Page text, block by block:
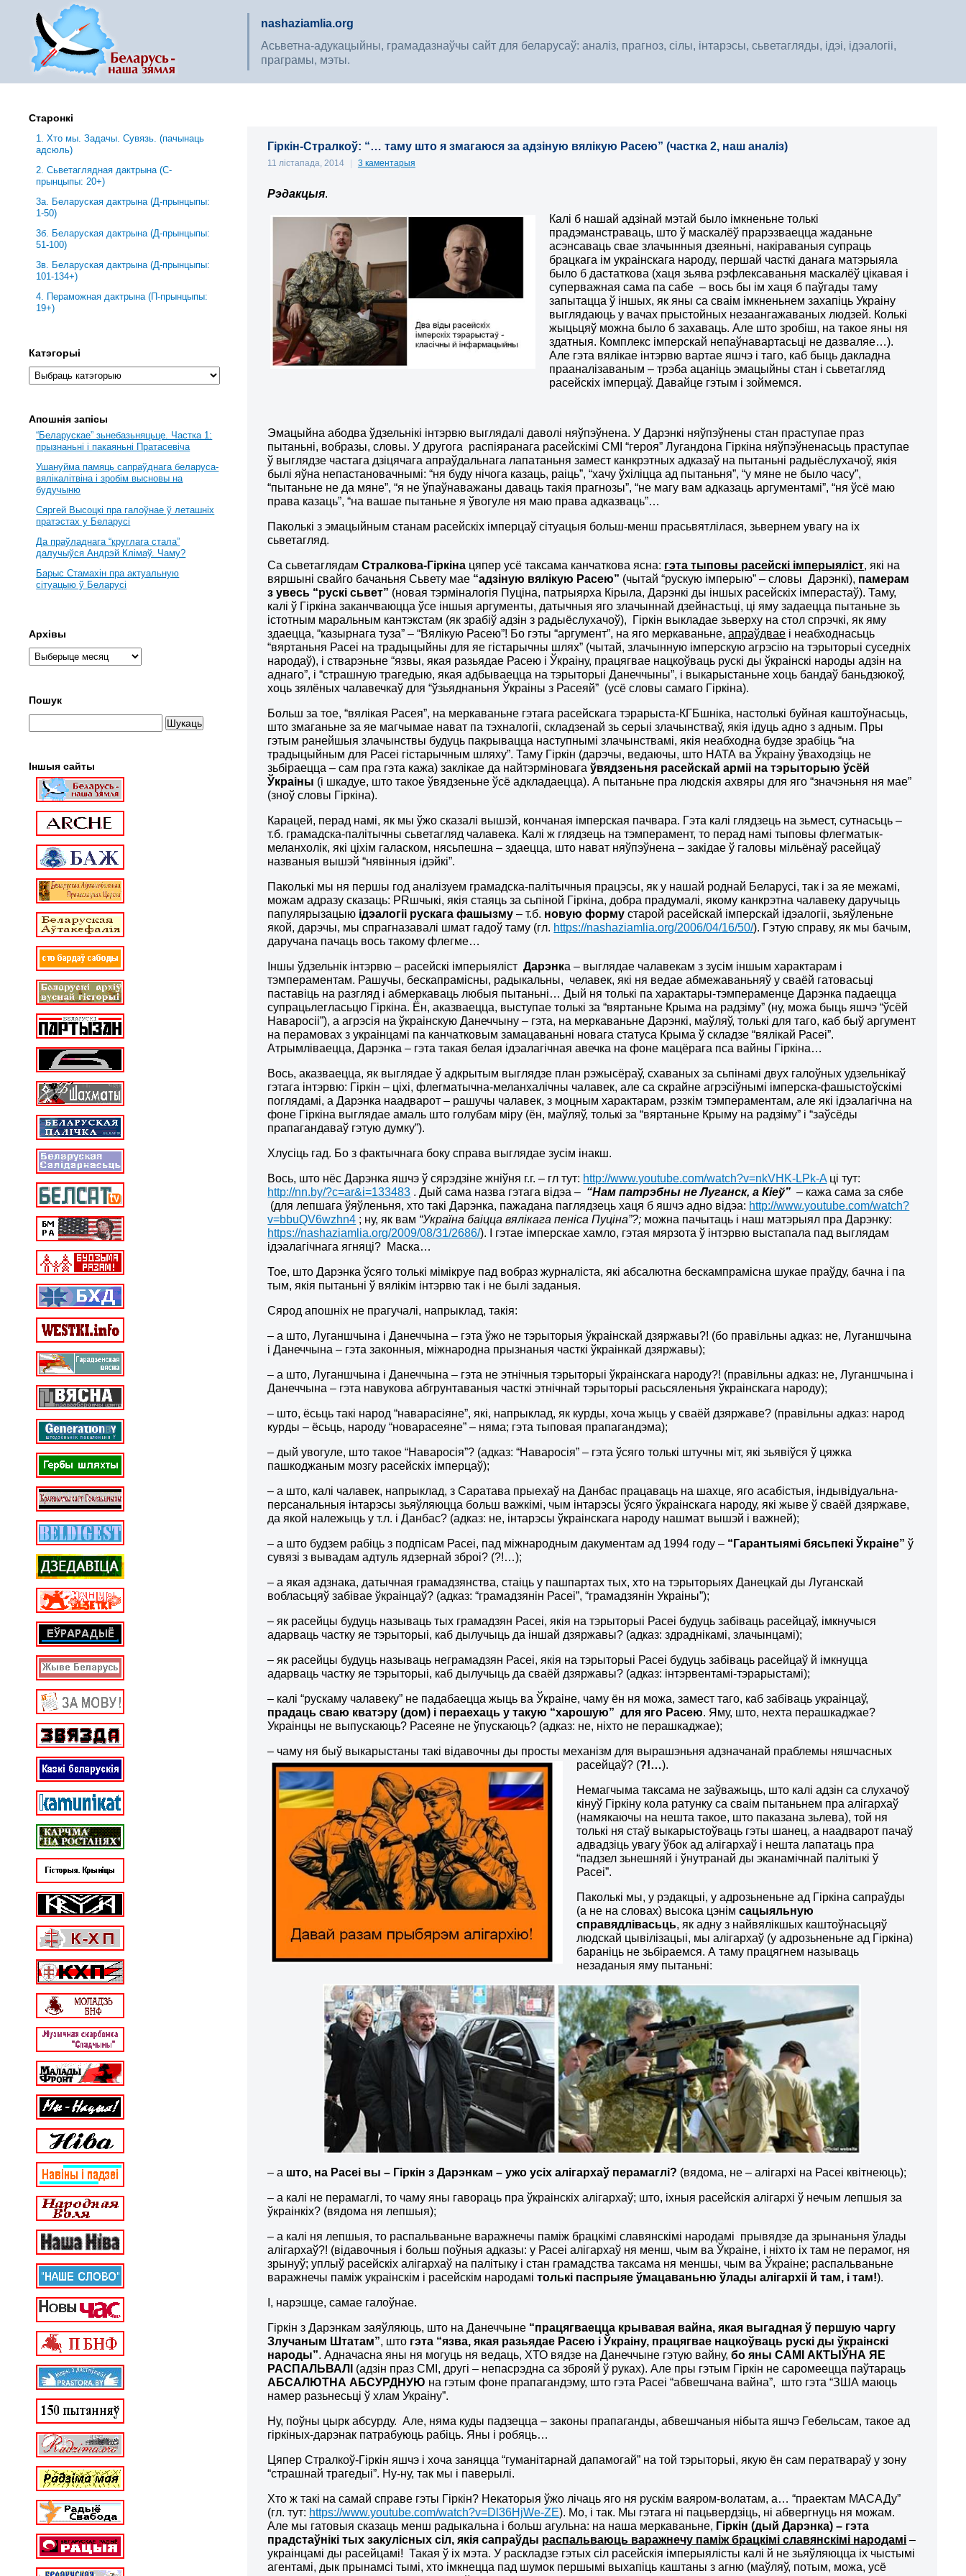
nashaziamlia.org
Асьветна-адукацыйны, грамадазнаўчы сайт для беларусаў: аналіз, прагноз, сілы, інтарэсы, сьветагляды, ідэі, ідэалогіі,
праграмы, мэты.
Гіркін-Стралкоў: “… таму што я змагаюся за адзіную вялікую Расею” (частка 2, наш аналіз)
11 лістапада, 2014 | 3 каментарыя
Рэдакцыя.
Калі б нашай адзінай мэтай было імкненьне толькі
прадэманстраваць, што ў маскалёў прарэзваецца жаданьне
асэнсаваць свае злачынныя дзеяньні, накіраваныя супраць
брацкага ім украінскага народу, першай часткі данага матэрыяла
было б дастаткова (хаця зьява рэфлексаваньня маскалёў цікавая і
суперважная сама па сабе – вось бы ім хаця б паўгады таму
запытацца ў іншых, як яны са сваім імкненьнем захапіць Украіну
выглядаюць у вачах прыстойных незаангажаваных людзей. Колькі
жыцьцяў можна было б захаваць. Але што зробіш, на такое яны ня
здатныя. Комплекс імперскай непаўнавартасьці не дазваляе…).
Але гэта вялікае інтэрвю вартае яшчэ і таго, каб быць дакладна
прааналізаваным – трэба ацаніць эмацыйны стан і сьветагляд
расейскіх імперцаў. Давайце гэтым і зоймемся.
Эмацыйна абодва ўдзельнікі інтэрвю выглядалі даволі няўпэўнена. У Дарэнкі няўпэўнены стан праступае праз
пытаньні, вобразы, словы. У другога распіяранага расейскімі СМІ “героя” Лугандона Гіркіна няўпэўненасьць праступае
ў выглядзе частага дзіцячага апраўдальнага лапатаньня замест канкрэтных адказаў на пытаньні радыёслухачоў, якія
былі яўна непастановачнымі: “ня буду нічога казаць, раіць”, “хачу ўхіліцца ад пытаньня”, “у мяне не было часу”,
“пытаньне не да мяне”, “я не ўпаўнаважаны даваць такія прагнозы”, “не магу вам адказаць аргументамі”, “ня ўсё маю
права казаць”, “на вашае пытаньне я ўвогуле ня маю права адказваць”…
Паколькі з эмацыйным станам расейскіх імперцаў сітуацыя больш-менш прасьвятлілася, зьвернем увагу на іх
сьветагляд.
Са сьветаглядамСтралкова-Гіркіна цяпер усё таксама канчаткова ясна: гэта тыповы расейскі імперыяліст, які на
вяршыні свайго бачаньня Сьвету мае “адзіную вялікую Расею” (чытай “рускую імперыю” – словы Дарэнкі), памерам
з увесь “рускі сьвет” (новая тэрміналогія Пуціна, патрыярха Кірыла, Дарэнкі ды іншых расейскіх імперастаў). Таму,
калі ў Гіркіна заканчваюцца ўсе іншыя аргументы, датычныя яго злачыннай дзейнастьці, ці яму задаецца пытаньне зь
істотным маральным кантэкстам (як зрабіў адзін з радыёслухачоў), Гіркін выкладае зьверху на стол спрэчкі, як яму
здаецца, “казырнага туза” – “Вялікую Расею”! Бо гэты “аргумент”, на яго меркаваньне,апраўдвае і неабходнасьць
“вяртаньня Расеі на традыцыйны для яе гістарычны шлях” (чытай, злачынную імперскую агрэсію на тэрыторыі суседніх
народаў), і стварэньне “язвы, якая разьядае Расею і Ўкраіну, працягвае нацкоўваць рускі ды ўкраінскі народы адзін на
аднаго”, і “страшную трагедыю, якая адбываецца на тэрыторыі Данеччыны”, і выкарыстаньне хоць бандаў баньдзюкоў,
хоць зялёных чалавечкаў для “ўзьяднаньня Ўкраіны з Расеяй” (усё словы самаго Гіркіна).
Больш за тое, “вялікая Расея”, на меркаваньне гэтага расейскага тэрарыста-КГБшніка, настолькі буйная каштоўнасьць,
што змаганьне за яе магчымае нават па тэхналогіі, складзенай зь серыі злачынстваў, якія ідуць адно з адным. Пры
гэтым ранейшыя злачынствы будуць пакрывацца наступнымі злачынствамі, якія неабходна будзе зрабіць “на
традыцыйным для Расеі гістарычным шляху”. Таму Гіркін (дарэчы, ведаючы, што НАТА ва Ўкраіну ўваходзіць не
зьбіраецца – сам пра гэта кажа) заклікае да найтэрміновагаўвядзеньня расейскай арміі на тэрыторыю ўсёй
Ўкраіны (і шкадуе, што такое ўвядзеньне ўсё адкладаецца). А пытаньне пра людскія ахвяры для яго “значэньня ня мае”
(зноў словы Гіркіна).
Карацей, перад намі, як мы ўжо сказалі вышэй, кончаная імперская пачвара. Гэта калі глядзець на зьмест, сутнасьць –
т.б. грамадска-палітычны сьветагляд чалавека. Калі ж глядзець на тэмперамент, то перад намі тыповы флегматык-
меланхолік, які ціхім галаском, нясьпешна – здаецца, што нават няўпэўнена – закідае ў галовы мільёнаў расейцаў
названыя вышэй “нявінныя ідэйкі”.
Паколькі мы ня першы год аналізуем грамадска-палітычныя працэсы, як у нашай роднай Беларусі, так і за яе межамі,
можам адразу сказаць: PRшчыкі, якія стаяць за сьпіной Гіркіна, добра прадумалі, якому канкрэтна чалавеку даручыць
папулярызацыю ідэалогіі рускага фашызму – т.б. новую форму старой расейскай імперскай ідэалогіі, зьяўленьне
якой, дарэчы, мы спрагназавалі шмат гадоў таму (гл. https://nashaziamlia.org/2006/04/16/50/). Гэтую справу, як мы бачым,
даручана пачаць вось такому флегме…
Іншы ўдзельнік інтэрвю – расейскі імперыяліст Дарэнка – выглядае чалавекам з зусім іншым характарам і
тэмпераментам. Рашучы, бескапрамісны, радыкальны, челавек, які ня ведае абмежаваньняў у сваёй гатовасьці
паставіць на разгляд і абмеркаваць любыя пытаньні… Дый ня толькі па характары-тэмпераменце Дарэнка падаецца
супрацьлегласьцю Гіркіна. Ён, аказваецца, выступае толькі за “вяртаньне Крыма на радзіму” (ну, можа быць яшчэ “ўсёй
Наваросіі”), а агрэсія на ўкраінскую Данеччыну – гэта, на меркаваньне Дарэнкі, маўляў, толькі для таго, каб быў аргумент
на перамовах з украінцамі па канчатковым замацаваньні новага статуса Крыма ў складзе “вялікай Расеі”.
Атрымліваецца, Дарэнка – гэта такая белая ідэалагічная авечка на фоне мацёрага пса вайны Гіркіна…
Вось, аказваецца, як выглядае ў адкрытым выглядзе план рэжысёраў, схаваных за сьпінамі двух галоўных удзельнікаў
гэтага інтэрвю: Гіркін – ціхі, флегматычна-меланхалічны чалавек, але са скрайне агрэсіўнымі імперска-фашыстоўскімі
поглядамі, а Дарэнка наадварот – рашучы чалавек, з моцным характарам, рэзкім тэмпераментам, але які ідэалагічна на
фоне Гіркіна выглядае амаль што голубам міру (ён, маўляў, толькі за “вяртаньне Крыму на радзіму” і “заўсёды
прапагандаваў гэтую думку”).
Хлусіць гад. Бо з фактычнага боку справа выглядае зусім інакш.
Вось, што нёс Дарэнка яшчэ ў сярэдзіне жніўня г.г. – гл тут: http://www.youtube.com/watch?v=nkVHK-LPk-Aці тут:
http://nn.by/?c=ar&i=133483 . Дый сама назва гэтага відэа – “Нам патрэбны не Луганск, а Кіеў” – кажа сама за сябе
(для лепшага ўяўленьня, хто такі Дарэнка, пажадана паглядзець хаця б яшчэ адно відэа: http://www.youtube.com/watch?
v=bbuQV6wzhn4 ; ну, як вам “Україна баіцца вялікага пеніса Пуціна”?; можна пачытаць і наш матэрыял пра Дарэнку:
https://nashaziamlia.org/2009/08/31/2686/). І гэтае імперскае хамло, гэтая мярзота ў інтэрвю выстапала пад выглядам
ідэалагічнага ягняці? Маска…
Тое, што Дарэнка ўсяго толькі мімікруе пад вобраз журналіста, які абсалютна бескампрамісна шукае праўду, бачна і па
тым, якія пытаньні ў вялікім інтэрвю так і не былі заданыя.
Сярод апошніх не прагучалі, напрыклад, такія:
– а што, Луганшчына і Данеччына – гэта ўжо не тэрыторыя ўкраінскай дзяржавы?! (бо правільны адказ: не, Луганшчына
і Данеччына – гэта законныя, міжнародна прызнаныя часткі ўкраінкай дзяржавы);
– а што, Луганшчына і Данеччына – гэта не этнічныя тэрыторыі ўкраінскага народу?! (правільны адказ: не, Луганшчына і
Данеччына – гэта навукова абгрунтаваныя часткі этнічнай тэрыторыі расьсяленьня ўкраінскага народу);
– што, ёсьць такі народ “наварасіяне”, які, напрыклад, як курды, хоча жыць у сваёй дзяржаве? (правільны адказ: народ
курды – ёсьць, народу “новарасеяне” – няма; гэта тыповая прапагандэма);
– дый увогуле, што такое “Наваросія”? (адказ: “Наваросія” – гэта ўсяго толькі штучны міт, які зьявіўся ў цяжка
пашкоджаным мозгу расейскіх імперцаў);
– а што, калі чалавек, напрыклад, з Саратава прыехаў на Данбас працаваць на шахце, яго асабістыя, індывідуальна-
персанальныя інтарэсы зьяўляюцца больш важкімі, чым інтарэсы ўсяго ўкраінскага народу, які жыве ў сваёй дзяржаве,
да якой належыць у т.л. і Данбас? (адказ: не, інтарэсы ўкраінскага народу нашмат вышэй і важней);
– а што будзем рабіць з подпісам Расеі, пад міжнародным дакументам ад 1994 году – “Гарантыямі бясьпекі Ўкраіне”ў
сувязі з вывадам адтуль ядзернай зброі? (?!…);
– а якая адзнака, датычная грамадзянства, стаіць у пашпартах тых, хто на тэрыторыях Данецкай ды Луганскай
вобласьцяў забівае ўкраінцаў? (адказ: “грамадзянін Расеі”, “грамадзянін Украіны”);
– як расейцы будуць называць тых грамадзян Расеі, якія на тэрыторыі Расеі будуць забіваць расейцаў, імкнучыся
адарваць частку яе тэрыторыі, каб дылучыць да іншай дзяржавы? (адказ: здраднікамі, злачынцамі);
– як расейцы будуць называць неграмадзян Расеі, якія на тэрыторыі Расеі будуць забіваць расейцаў й імкнуцца
адарваць частку яе тэрыторыі, каб дылучыць да сваёй дзяржавы? (адказ: інтэрвентамі-тэрарыстамі);
– калі “рускаму чалавеку” не падабаецца жыць ва Ўкраіне, чаму ён ня можа, замест таго, каб забіваць украінцаў,
прадаць сваю кватэру (дом) і пераехаць у такую “харошую” для яго Расею. Яму, што, нехта перашкаджае?
Украінцы не выпускаюць? Расеяне не ўпускаюць? (адказ: не, ніхто не перашкаджае);
– чаму ня быў выкарыстаны такі відавочны ды просты механізм для вырашэньня адзначанай праблемы няшчасных
расейцаў? (?!…).
Немагчыма таксама не заўважыць, што калі адзін са слухачоў
кінуў Гіркіну кола ратунку са сваім пытаньнем пра алігархаў
(намякаючы на нешта такое, што паказана зьлева), той ня
толькі ня стаў выкарыстоўваць гэты шанец, а наадварот пачаў
адвадзіць увагу ўбок ад алігархаў і нешта лапатаць пра
“падзел зьнешняй і ўнутранай ды эканамічнай палітыкі ў
Расеі”.
Паколькі мы, у рэдакцыі, у адрозьненьне ад Гіркіна сапраўды
(а не на словах) высока цэнімсацыяльную
справядлівасьць, як адну з найвялікшых каштоўнасьцяў
людскай цывілізацыі, мы алігархаў (у адрозьненьне ад Гіркіна)
бараніць не зьбіраемся. А таму працягнем называць
незаданыя яму пытаньні:
– а што, на Расеі вы – Гіркін з Дарэнкам – ужо усіх алігархаў перамаглі? (вядома, не – алігархі на Расеі квітнеюць);
– а калі не перамаглі, то чаму яны гавораць пра ўкраінскіх алігархаў; што, іхныя расейскія алігархі ў нечым лепшыя за
ўкраінкіх? (вядома ня лепшыя);
– а калі ня лепшыя, то распальваньне варажнечы паміж брацкімі славянскімі народамі прывядзе да зрынаньня ўлады
алігархаў?! (відавочныя і больш поўныя адказы: у Расеі алігархаў ня менш, чым ва Ўкраіне, і ніхто іх там не перамог, ня
зрынуў; уплыў расейскіх алігархаў на палітыку і стан грамадства таксама ня меншы, чым ва Ўкраіне; распальваньне
варажнечы паміж украінскім і расейскім народамі толькі паспрыяе ўмацаваньню ўлады алігархіі й там, і там!).
І, нарэшце, самае галоўнае.
Гіркін з Дарэнкам заяўляюць, што на Данеччыне “працягваецца крывавая вайна, якая выгадная ў першую чаргу
Злучаным Штатам”, што гэта “язва, якая разьядае Расею і Ўкраіну, працягвае нацкоўваць рускі ды ўкраінскі
народы”. Адначасна яны ня могуць ня ведаць, ХТО вядзе на Данеччыне гэтую вайну,бо яны САМІ АКТЫЎНА ЯЕ
РАСПАЛЬВАЛІ
(адзін праз СМІ, другі – непасрэдна са зброяй ў руках). Але пры гэтым Гіркін не саромеецца паўтараць
АБСАЛЮТНА АБСУРДНУЮ на гэтым фоне прапагандэму, што гэта Расеі “абвешчана вайна”, што гэта “ЗША маюць
намер разьнесьці ў хлам Украіну”.
Ну, поўны цырк абсурду. Але, няма куды падзецца – законы прапаганды, абвешчаныя нібыта яшчэ Гебельсам, такое ад
гіркіных-дарэнак патрабуюць рабіць. Яны і робяць…
Цяпер Стралкоў-Гіркін яшчэ і хоча заняцца “гуманітарнай дапамогай” на той тэрыторыі, якую ён сам ператвараў у зону
“страшнай трагедыі”. Ну-ну, так мы і паверылі.
Хто ж такі на самай справе гэты Гіркін? Некаторыя ўжо лічаць яго ня рускім ваяром-волатам, а… “праектам МАСАДу”
(гл. тут: https://www.youtube.com/watch?v=Dl36HjWe-ZE). Мо, і так. Мы гэтага ні пацьвердзіць, ні абвергнуць ня можам.
Але мы гатовыя сказаць менш радыкальна і больш агульна: на наша меркаваньне, Гіркін (дый Дарэнка) – гэта
прадстаўнікі тых закулісных сіл, якія сапраўды распальваюць варажнечу паміж брацкімі славянскімі народамі –
украінцамі ды расейцамі! Такая ў іх мэта. У раскладзе гэтых сіл расейскія імперыялісты калі й не зьяўляюцца іх чыстымі
агентамі, дык прынамсі тымі, хто імкнецца пад шумок першымі выхапіць каштаны з агню (маўляў, потым, можа, усё
Старонкі
1. Хто мы. Задачы. Сувязь. (пачынаць
адсюль)
2. Сьветаглядная дактрына (С-
прынцыпы: 20+)
3a. Беларуская дактрына (Д-прынцыпы:
1-50)
3б. Беларуская дактрына (Д-прынцыпы:
51-100)
3в. Беларуская дактрына (Д-прынцыпы:
101-134+)
4. Пераможная дактрына (П-прынцыпы:
19+)
Катэгорыі
Апошнія запісы
“Беларускае” зьнебазьняцьце. Частка 1:
прызнаньні і пакаяньні Пратасевіча
Ушануйма памяць сапраўднага беларуса-
вялікалітвіна і зробім высновы на
будучыню
Сяргей Высоцкі пра галоўнае ў леташніх
пратэстах у Беларусі
Да праўладнага “круглага стала”
далучыўся Андрэй Клімаў. Чаму?
Барыс Стамахін пра актуальную
сітуацыю ў Беларусі
Архівы
Пошук
Іншыя сайты